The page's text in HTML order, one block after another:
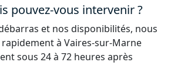
pouvez-vous intervenir ?
et nos disponibilités, nous
à Vaires-sur-Marne
sous 24 à 72 heures après